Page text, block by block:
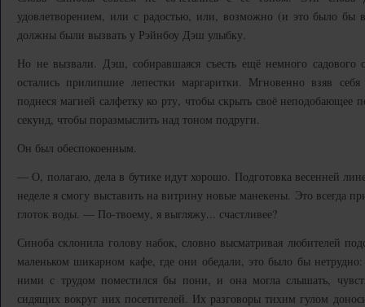
удовлетворением, или с радостью, или, возможно (и это было
должны были вызвать у Рэйнбоу Дэш улыбку.
Но не вызвали. Дэш, собиравшаяся съесть ещё немного садового
остались прилипшие лепестки маргаритки. Мгновенно взяв
поднеся магией салфетку ко рту, чтобы скрыть своё неподобающее
секунд, чтобы поразмыслить над тоном подруги.
Он был обеспокоенным.
— О, полагаю, дела в бутике идут хорошо. Подготовка весенней
неделе я смогу выставить на витрину новые манекены. Это всегда
глоток воды. — По-твоему, я выгляжу... счастливее?
Синоба склонила голову набок, словно высматривая любителей
маленьком шикарном кафе, где они обедали, это было бы
ними с трудом поместился бы пони, и она могла слышать,
сидящих вокруг них посетителей. Их разговоры тихим гулом